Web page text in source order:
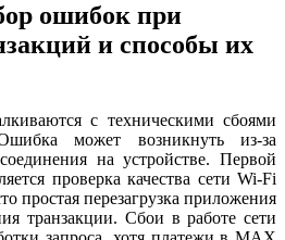
ошибок при
и способы их
с техническими сбоями
может возникнуть из-за
на устройстве. Первой
проверка качества сети Wi-Fi
простая перезагрузка приложения
транзакции. Сбои в работе сети